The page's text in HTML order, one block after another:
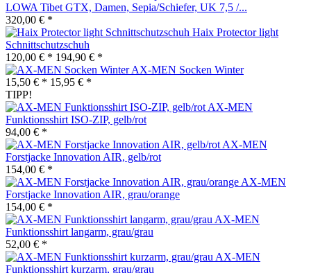
LOWA Tibet GTX, Damen, Sepia/Schiefer, UK 7,5 /...
320,00 € *
Haix Protector light
Schnittschutzschuh
120,00 € * 194,90 € *
AX-MEN Socken Winter
15,50 € * 15,95 € *
TIPP!
AX-MEN
Funktionsshirt ISO-ZIP, gelb/rot
94,00 € *
AX-MEN
Forstjacke Innovation AIR, gelb/rot
154,00 € *
AX-MEN
Forstjacke Innovation AIR, grau/orange
154,00 € *
AX-MEN
Funktionsshirt langarm, grau/grau
52,00 € *
AX-MEN
Funktionsshirt kurzarm, grau/grau